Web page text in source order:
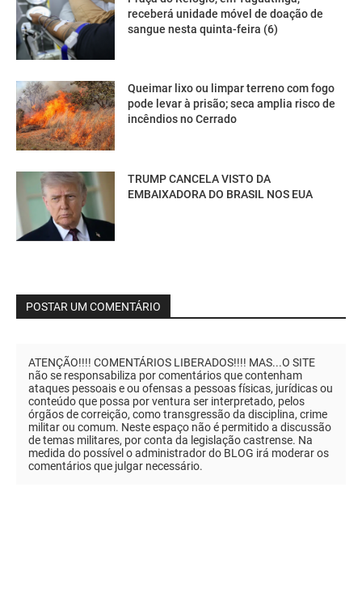
receberá unidade móvel de doação de
sangue nesta quinta-feira (6)
Queimar lixo ou limpar terreno com fogo
pode levar à prisão; seca amplia risco de
incêndios no Cerrado
TRUMP CANCELA VISTO DA
EMBAIXADORA DO BRASIL NOS EUA
POSTAR UM COMENTÁRIO
ATENÇÃO!!!! COMENTÁRIOS LIBERADOS!!!! MAS...O SITE
não se responsabiliza por comentários que contenham
ataques pessoais e ou ofensas a pessoas físicas, jurídicas ou
conteúdo que possa por ventura ser interpretado, pelos
órgãos de correição, como transgressão da disciplina, crime
militar ou comum. Neste espaço não é permitido a discussão
de temas militares, por conta da legislação castrense. Na
medida do possível o administrador do BLOG irá moderar os
comentários que julgar necessário.